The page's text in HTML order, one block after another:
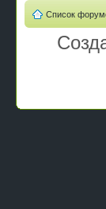
Список